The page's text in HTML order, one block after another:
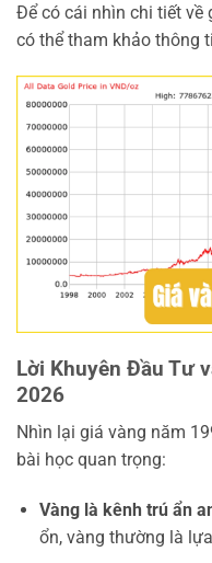
Để có cái nhìn chi tiết về
có thể tham khảo thông
Lời Khuyên Đầu Tư
2026
Nhìn lại giá vàng năm
bài học quan trọng:
Vàng là kênh trú ẩn
ổn, vàng thường là